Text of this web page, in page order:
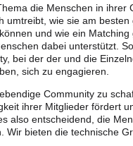
die Menschen in ihrer
umtreibt, wie sie am besten
und wie ein Matching
dabei unterstützt.
bei der der und die
sich zu engagieren.
Community zu
ihrer Mitglieder fördert
also entscheidend, die
Wir bieten die technische